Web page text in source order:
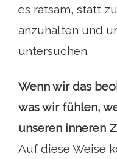
es ratsam, statt
anzuhalten und
untersuchen.
Wenn wir das
was wir fühlen,
unseren inneren
Auf diese Weise